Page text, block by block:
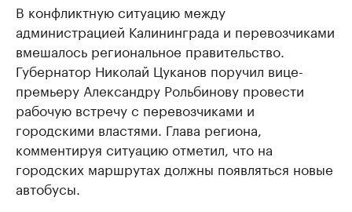
В конфликтную ситуацию между
администрацией Калининграда и перевозчиками
вмешалось региональное правительство.
Губернатор Николай Цуканов поручил вице-
премьеру Александру Рольбинову провести
рабочую встречу с перевозчиками и
городскими властями. Глава региона,
комментируя ситуацию отметил, что на
городских маршрутах должны появляться новые
автобусы.